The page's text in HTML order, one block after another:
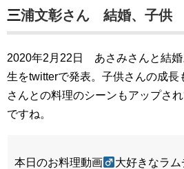
三浦文彰さん 結婚、子供
2020年2月22日 あさみさんと結婚
生をtwitterで発表。子供さんの成長
さんとの料理のシーンもアップさ
ですね。
本日のお料理動画‍
大好きなラム